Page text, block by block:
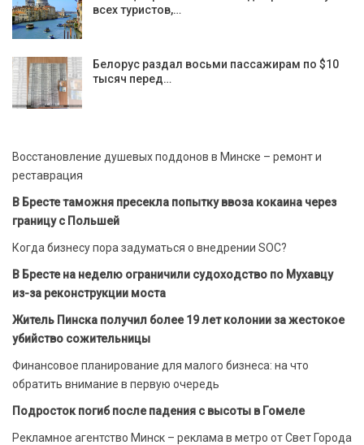
всех туристов,…
Белорус раздал восьми пассажирам по $10
тысяч перед…
Восстановление душевых поддонов в Минске – ремонт и
реставрация
В Бресте таможня пресекла попытку ввоза кокаина через
границу с Польшей
Когда бизнесу пора задуматься о внедрении SOC?
В Бресте на неделю ограничили судоходство по Мухавцу
из-за реконструкции моста
Житель Пинска получил более 19 лет колонии за жестокое
убийство сожительницы
Финансовое планирование для малого бизнеса: на что
обратить внимание в первую очередь
Подросток погиб после падения с высоты в Гомеле
Рекламное агентство Минск – реклама в метро от Свет Города